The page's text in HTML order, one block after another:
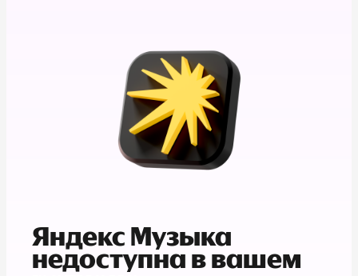
Яндекс Музыка
недоступна в вашем